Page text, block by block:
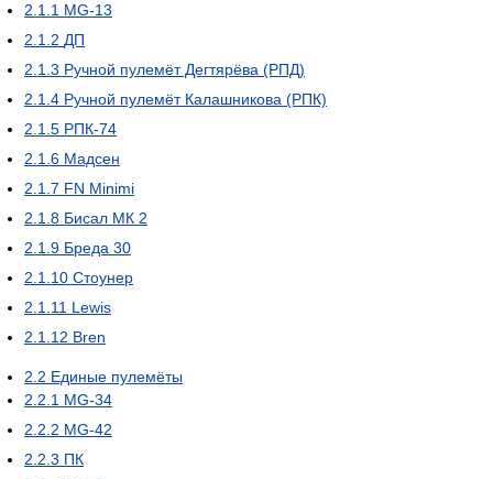
2.1.1 MG-13
2.1.2 ДП
2.1.3 Ручной пулемёт Дегтярёва (РПД)
2.1.4 Ручной пулемёт Калашникова (РПК)
2.1.5 РПК-74
2.1.6 Мадсен
2.1.7 FN Minimi
2.1.8 Бисал МК 2
2.1.9 Бреда 30
2.1.10 Стоунер
2.1.11 Lewis
2.1.12 Bren
2.2 Единые пулемёты
2.2.1 MG-34
2.2.2 MG-42
2.2.3 ПК